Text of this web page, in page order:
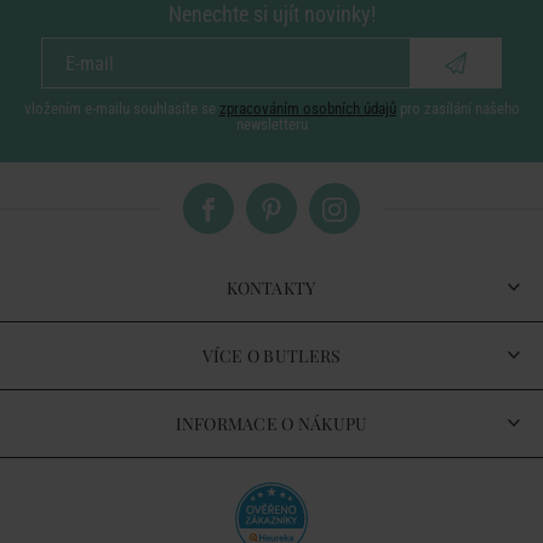
Nenechte si ujít novinky!
vložením e-mailu souhlasíte se zpracováním osobních údajů pro zasílání našeho
newsletteru
KONTAKTY
VÍCE O BUTLERS
INFORMACE O NÁKUPU